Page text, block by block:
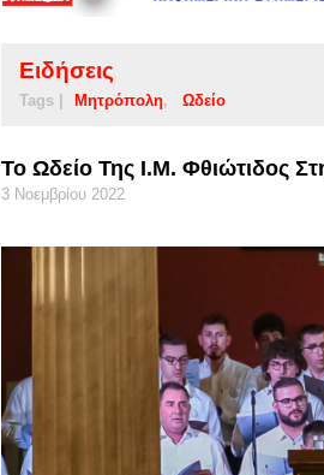
Ειδήσεις
Tags | Μητρόπολη Ωδείο
Το Ωδείο Της Ι.Μ. Φθιώτιδος
3 Νοεμβρίου 2022